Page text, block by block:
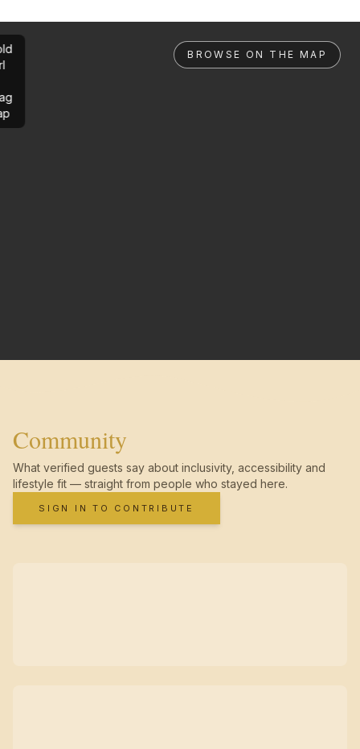
BROWSE ON THE MAP
Community
What verified guests say about inclusivity, accessibility and
lifestyle fit — straight from people who stayed here.
SIGN IN TO CONTRIBUTE